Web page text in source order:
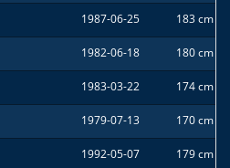
1987-06-25 183 cm
1982-06-18 180 cm
1983-03-22 174 cm
1979-07-13 170 cm
1992-05-07 179 cm